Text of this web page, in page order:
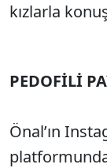
kızlarla
PEDOFİLİ
Önal’ın